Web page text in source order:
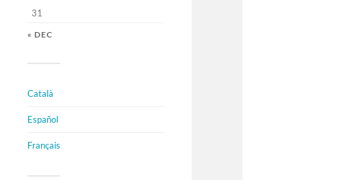
31
« DEC
Català
Español
Français